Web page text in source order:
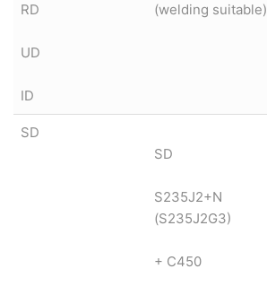
RD
UD
ID
(welding suitable)
SD
SD
S235J2+N
(S235J2G3)
+ C450